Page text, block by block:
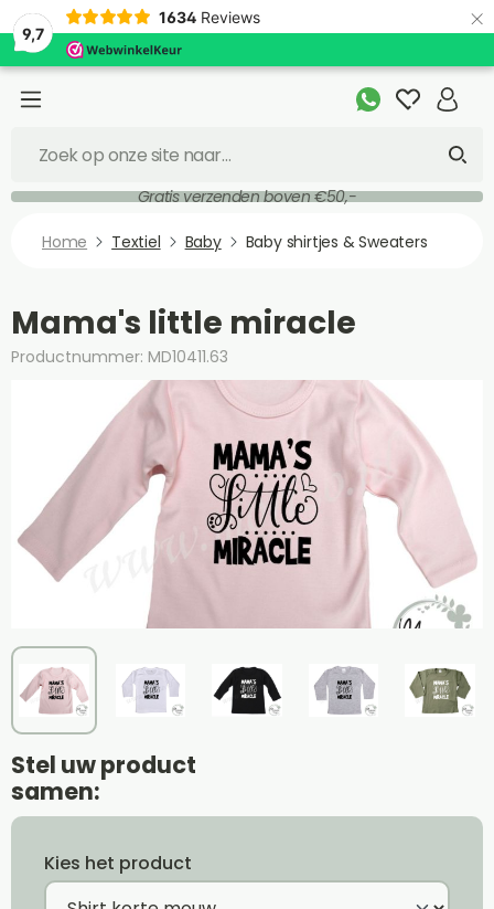
9,7
1634 Reviews ×
Gratis verzenden boven €50,-
Home Textiel Baby Baby shirtjes & Sweaters
Mama's little miracle
Productnummer: MD10411.63
Stel uw product
samen:
Kies het product